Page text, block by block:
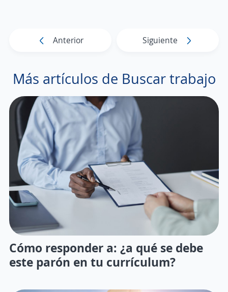
Anterior Siguiente
Más artículos de Buscar trabajo
Cómo responder a: ¿a qué se debe
este parón en tu currículum?